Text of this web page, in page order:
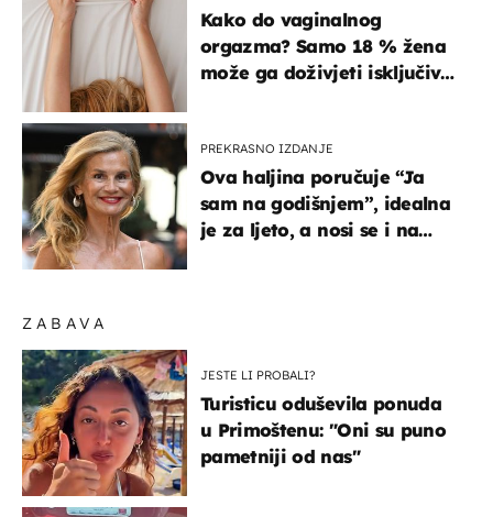
ZABAVA
JESTE LI PROBALI?
Turisticu oduševila ponuda
u Primoštenu: "Oni su puno
pametniji od nas"
Kako do vaginalnog
orgazma? Samo 18 % žena
može ga doživjeti isključivo
PREKRASNO IZDANJE
Ova haljina poručuje “Ja
sam na godišnjem”, idealna
je za ljeto, a nosi se i na